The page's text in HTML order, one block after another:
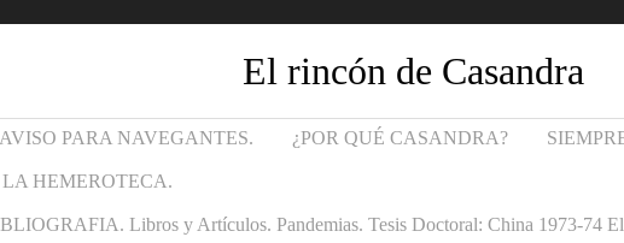
El rincón de Casandra
AVISO PARA NAVEGANTES. ¿POR QUÉ CASANDRA?
HEMEROTECA.
Libros y Artículos. Pandemias. Tesis Doctoral: China 1973-74